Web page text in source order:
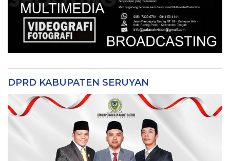
DPRD KABUPATEN SERUYAN